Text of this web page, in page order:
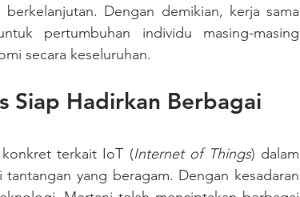
Dengan demikian, kerja sama
pertumbuhan individu masing-masing
secara keseluruhan.
Siap Hadirkan Berbagai
terkait IoT (
Internet of Things) dalam
yang beragam. Dengan kesadaran